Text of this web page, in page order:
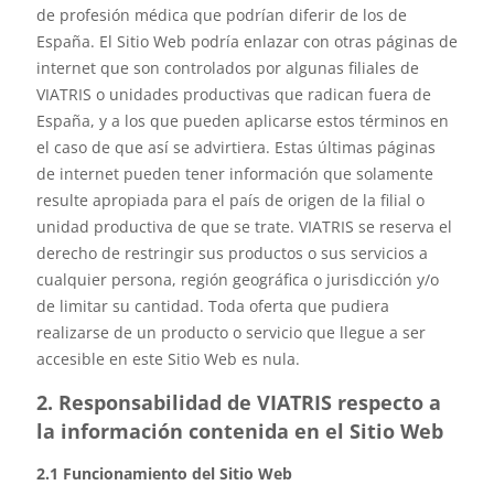
de profesión médica que podrían diferir de los de
España. El Sitio Web podría enlazar con otras páginas de
internet que son controlados por algunas filiales de
VIATRIS o unidades productivas que radican fuera de
España, y a los que pueden aplicarse estos términos en
el caso de que así se advirtiera. Estas últimas páginas
de internet pueden tener información que solamente
resulte apropiada para el país de origen de la filial o
unidad productiva de que se trate. VIATRIS se reserva el
derecho de restringir sus productos o sus servicios a
cualquier persona, región geográfica o jurisdicción y/o
de limitar su cantidad. Toda oferta que pudiera
realizarse de un producto o servicio que llegue a ser
accesible en este Sitio Web es nula.
2. Responsabilidad de VIATRIS respecto a
la información contenida en el Sitio Web
2.1 Funcionamiento del Sitio Web